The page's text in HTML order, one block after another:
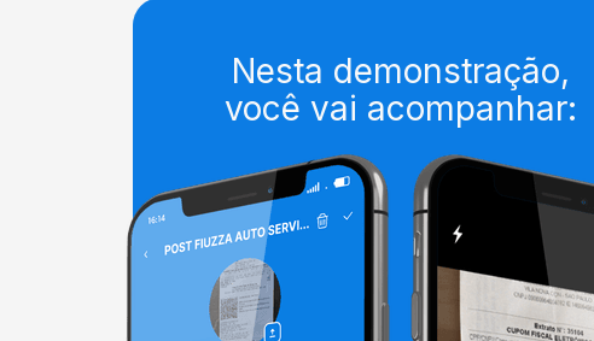
Nesta demonstração,
você vai acompanhar: